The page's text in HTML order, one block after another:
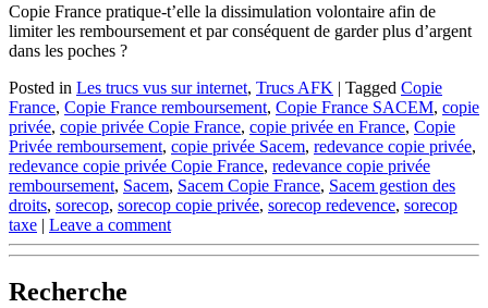
Copie France pratique-t’elle la dissimulation volontaire afin de
limiter les remboursement et par conséquent de garder plus d’argent
dans les poches ?
Posted in Les trucs vus sur internet, Trucs AFK | Tagged Copie
France, Copie France remboursement, Copie France SACEM, copie
privée, copie privée Copie France, copie privée en France, Copie
Privée remboursement, copie privée Sacem, redevance copie privée,
redevance copie privée Copie France, redevance copie privée
remboursement, Sacem, Sacem Copie France, Sacem gestion des
droits, sorecop, sorecop copie privée, sorecop redevence, sorecop
taxe | Leave a comment
Recherche